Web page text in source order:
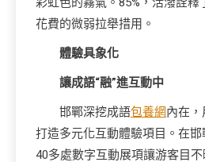
花費的微弱拉舉措用。
體驗具象化
讓成語“融”進互動中
邯鄲深挖成語包養網內在，
打造多元化互動體驗項目。在邯
40多處數字互動展項讓游客目